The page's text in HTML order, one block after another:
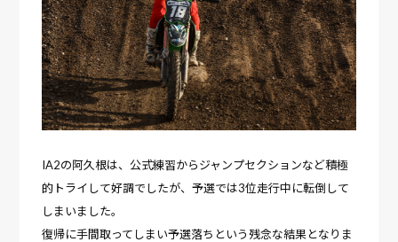
IA2の阿久根は、公式練習からジャンプセクションなど積極
的トライして好調でしたが、予選では3位走行中に転倒して
しまいました。
復帰に手間取ってしまい予選落ちという残念な結果となりま